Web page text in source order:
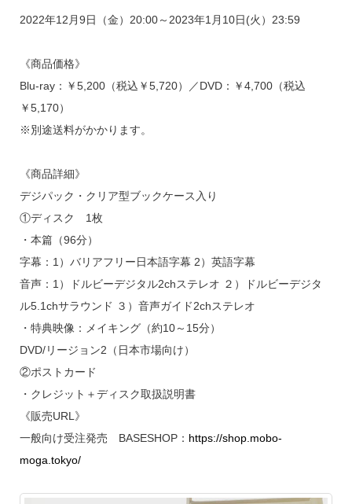
2022年12月9日（金）20:00～2023年1月10日(火）23:59
《商品価格》
Blu-ray：￥5,200（税込￥5,720）／DVD：￥4,700（税込
￥5,170）
※別途送料がかかります。
《商品詳細》
デジパック・クリア型ブックケース入り
①ディスク 1枚
・本篇（96分）
字幕：1）バリアフリー日本語字幕 2）英語字幕
音声：1）ドルビーデジタル2chステレオ ２）ドルビーデジタ
ル5.1chサラウンド ３）音声ガイド2chステレオ
・特典映像：メイキング（約10～15分）
DVD/リージョン2（日本市場向け）
②ポストカード
・クレジット＋ディスク取扱説明書
《販売URL》
一般向け受注発売 BASESHOP： https://shop.mobo-
moga.tokyo/